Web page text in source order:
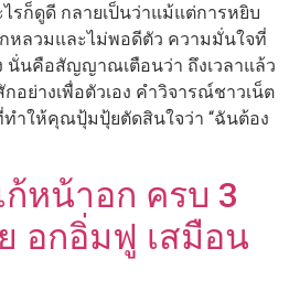
รก็ดูดี กลายเป็นว่าแม้แต่การหยิบ
กหลวมและไม่พอดีตัว ความมั่นใจที่
นั่นคือสัญญาณเตือนว่า ถึงเวลาแล้ว
อย่างเพื่อตัวเอง คำวิจารณ์ชาวเน็ต
ำให้คุณปุ้มปุ้ยตัดสินใจว่า “ฉันต้อง
หน้าอก ครบ 3
อกอิ่มฟู เสมือน